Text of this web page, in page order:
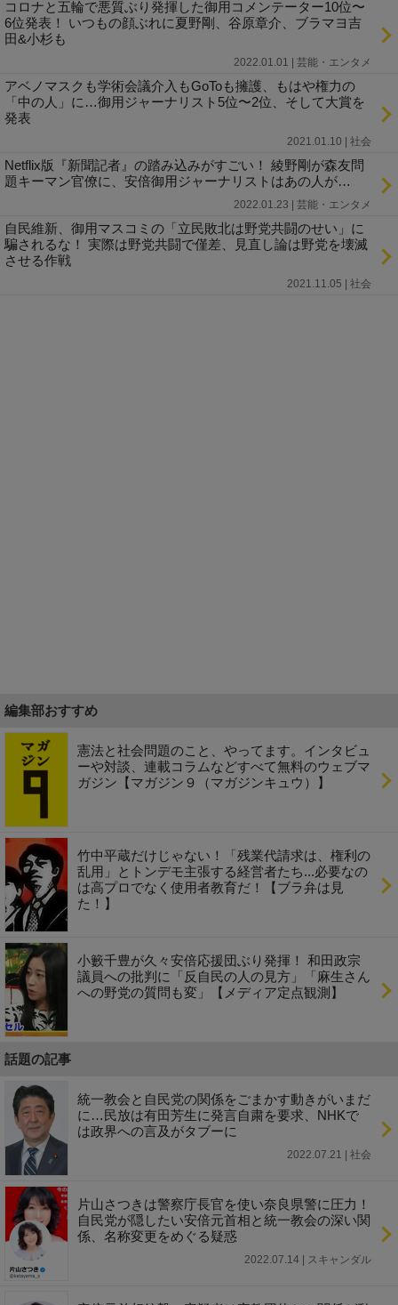
コロナと五輪で悪質ぶり発揮した御用コメンテーター10位〜
6位発表！ いつもの顔ぶれに夏野剛、谷原章介、ブラマヨ吉
田&小杉も
2022.01.01 | 芸能・エンタメ
アベノマスクも学術会議介入もGoToも擁護、もはや権力の
「中の人」に…御用ジャーナリスト5位〜2位、そして大賞を
発表
2021.01.10 | 社会
Netflix版『新聞記者』の踏み込みがすごい！ 綾野剛が森友問
題キーマン官僚に、安倍御用ジャーナリストはあの人が…
2022.01.23 | 芸能・エンタメ
自民維新、御用マスコミの「立民敗北は野党共闘のせい」に
騙されるな！ 実際は野党共闘で僅差、見直し論は野党を壊滅
させる作戦
2021.11.05 | 社会
編集部おすすめ
憲法と社会問題のこと、やってます。インタビュ
ーや対談、連載コラムなどすべて無料のウェブマ
ガジン【マガジン９（マガジンキュウ）】
竹中平蔵だけじゃない！「残業代請求は、権利の
乱用」とトンデモ主張する経営者たち...必要なの
は高プロでなく使用者教育だ！【ブラ弁は見
た！】
小籔千豊が久々安倍応援団ぶり発揮！ 和田政宗
議員への批判に「反自民の人の見方」「麻生さん
への野党の質問も変」【メディア定点観測】
話題の記事
統一教会と自民党の関係をごまかす動きがいまだ
に…民放は有田芳生に発言自粛を要求、NHKで
は政界への言及がタブーに
2022.07.21 | 社会
片山さつきは警察庁長官を使い奈良県警に圧力！
自民党が隠したい安倍元首相と統一教会の深い関
係、名称変更をめぐる疑惑
2022.07.14 | スキャンダル